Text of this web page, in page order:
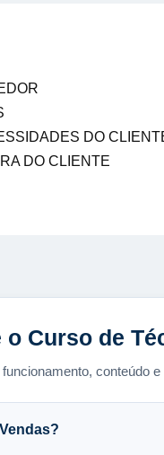
DO
DO CLIENTE
Curso de
conteúdo